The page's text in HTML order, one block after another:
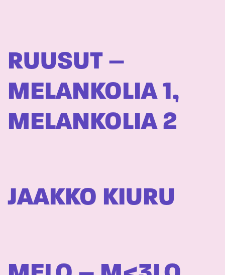
RUUSUT –
MELANKOLIA 1,
MELANKOLIA 2
JAAKKO KIURU